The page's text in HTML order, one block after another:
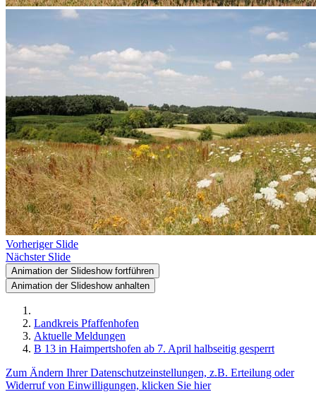
Vorheriger Slide
Nächster Slide
Animation der Slideshow fortführen
Animation der Slideshow anhalten
Landkreis Pfaffenhofen
Aktuelle Meldungen
B 13 in Haimpertshofen ab 7. April halbseitig gesperrt
Zum Ändern Ihrer Datenschutzeinstellungen, z.B. Erteilung oder
Widerruf von Einwilligungen, klicken Sie hier